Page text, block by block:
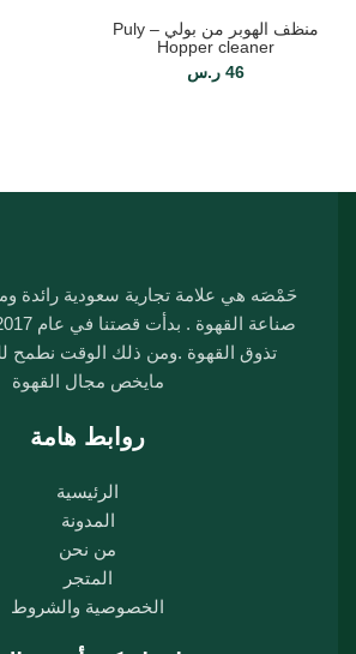
منظف الهوبر من بولي – Puly
Hopper cleaner
46 ر.س
حَمْصَه هي علامة تجارية سعودية رائدة
تذوق القهوة .ومن ذلك الوقت نطمح
مايخص مجال القهوة
روابط هامة
الرئيسية
المدونة
من نحن
المتجر
الخصوصية والشروط